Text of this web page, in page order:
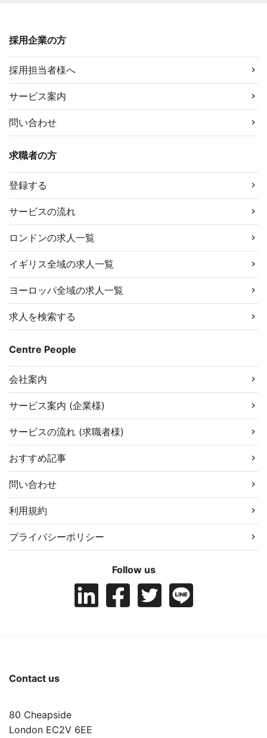
イ
採用企業の方
採用担当者様へ
サービス案内
問い合わせ
求職者の方
登録する
サービスの流れ
ロンドンの求人一覧
イギリス全域の求人一覧
ヨーロッパ全域の求人一覧
求人を検索する
Centre People
会社案内
サービス案内 (企業様)
サービスの流れ (求職者様)
おすすめ記事
問い合わせ
利用規約
プライバシーポリシー
Follow us
Contact us
80 Cheapside
London EC2V 6EE